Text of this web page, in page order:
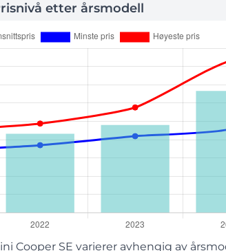
etter årsmodell
Cooper SE varierer avhengig av